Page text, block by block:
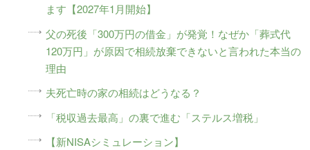
ます【2027年1月開始】
父の死後「300万円の借金」が発覚！なぜか「葬式代
120万円」が原因で相続放棄できないと言われた本当の
理由
夫死亡時の家の相続はどうなる？
「税収過去最高」の裏で進む「ステルス増税」
【新NISAシミュレーション】